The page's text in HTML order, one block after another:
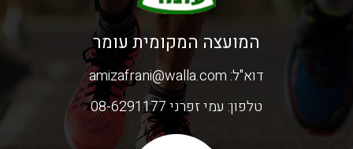
המועצה המקומית עומר
דוא"ל: amizafrani@walla.com
טלפון: עמי זפרני 08-6291177